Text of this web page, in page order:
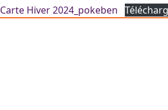
Carte Hiver 2024_pokeben